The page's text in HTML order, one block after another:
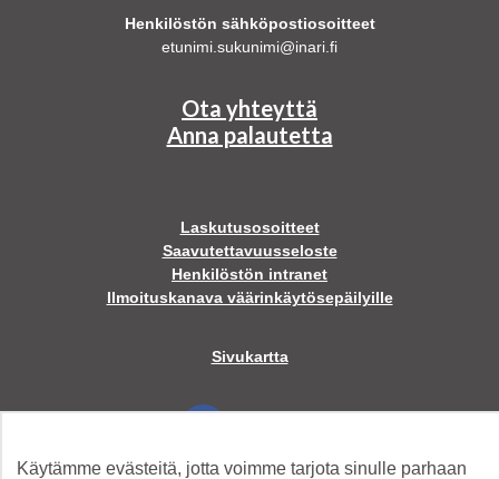
Henkilöstön sähköpostiosoitteet
etunimi.sukunimi@inari.fi
Ota yhteyttä
Anna palautetta
Laskutusosoitteet
Saavutettavuusseloste
Henkilöstön intranet
Ilmoituskanava väärinkäytösepäilyille
Sivukartta
Käytämme evästeitä, jotta voimme tarjota sinulle parhaan